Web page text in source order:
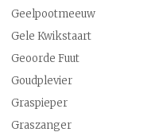
Geelpootmeeuw
Gele Kwikstaart
Geoorde Fuut
Goudplevier
Graspieper
Graszanger